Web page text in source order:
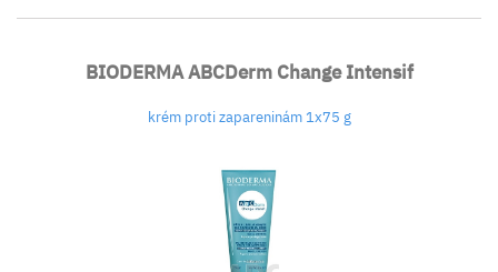
BIODERMA ABCDerm Change Intensif
krém proti zapareninám 1x75 g